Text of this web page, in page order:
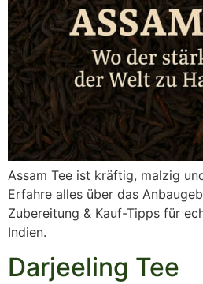
Assam Tee ist kräftig, malzig
Erfahre alles über das
Zubereitung & Kauf-Tipps für
Indien.
Darjeeling Tee